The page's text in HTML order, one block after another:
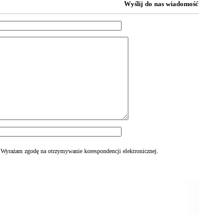
Wyślij do nas wiadomość
Wyrażam zgodę na otrzymywanie korespondencji elektronicznej.